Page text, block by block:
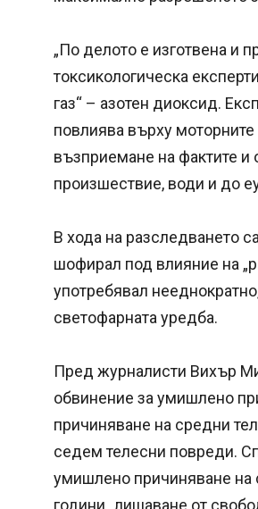
„По делото е изготвена и
токсикологическа
газ“ – азотен диоксид.
повлиява върху
възприемане на фактите и
произшествие, води и до
В хода на разследването
шофирал под влияние на
употребявал
светофарната уредба.
Пред журналисти Вихър
обвинение за умишлено
причиняване на средни
седем телесни повреди.
умишлено причиняване на